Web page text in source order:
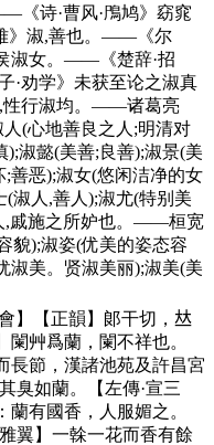
《诗·曹风·鳲鸠》窈窕
》淑,善也。——《尔
淑女。——《楚辞·招
劝学》未获至论之淑真
性行淑均。——诸葛亮
人(心地善良之人;明清对
淑懿(美善;良善);淑景(美
善恶);淑女(悠闲洁净的女
淑人,善人);淑尤(特别美
,戚施之所妒也。——桓宽
貌);淑姿(优美的姿态容
淑美。贤淑美丽);淑美(美
】【正韻】郞干切，𠀤
艸爲蘭，闌不祥也。
長節，漢諸池苑及許昌宮
臭如蘭。【左傳·宣三
有國香，人服媚之。
翼】一榦一花而香有餘